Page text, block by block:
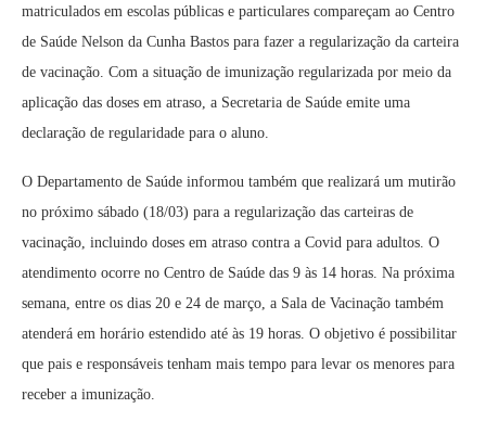
matriculados em escolas públicas e particulares compareçam ao Centro
de Saúde Nelson da Cunha Bastos para fazer a regularização da carteira
de vacinação. Com a situação de imunização regularizada por meio da
aplicação das doses em atraso, a Secretaria de Saúde emite uma
declaração de regularidade para o aluno.
O Departamento de Saúde informou também que realizará um mutirão
no próximo sábado (18/03) para a regularização das carteiras de
vacinação, incluindo doses em atraso contra a Covid para adultos. O
atendimento ocorre no Centro de Saúde das 9 às 14 horas. Na próxima
semana, entre os dias 20 e 24 de março, a Sala de Vacinação também
atenderá em horário estendido até às 19 horas. O objetivo é possibilitar
que pais e responsáveis tenham mais tempo para levar os menores para
receber a imunização.